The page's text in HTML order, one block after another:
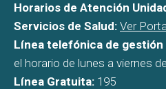
Horarios de Atención
Servicios de Salud: Ver
Línea telefónica de gestión
el horario de lunes a viernes
Línea Gratuita: 195